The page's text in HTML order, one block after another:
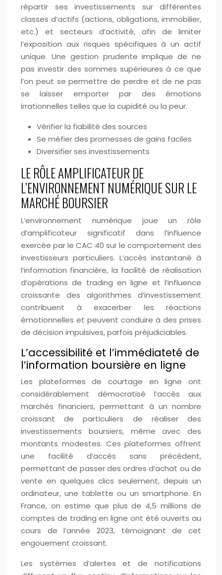
répartir ses investissements sur différentes
classes d’actifs (actions, obligations, immobilier,
etc.) et secteurs d’activité, afin de limiter
l’exposition aux risques spécifiques à un actif
unique. Une gestion prudente implique de ne
pas investir des sommes supérieures à ce que
l’on peut se permettre de perdre et de ne pas
se laisser emporter par des émotions
irrationnelles telles que la cupidité ou la peur.
Vérifier la fiabilité des sources
Se méfier des promesses de gains faciles
Diversifier ses investissements
LE RÔLE AMPLIFICATEUR DE
L’ENVIRONNEMENT NUMÉRIQUE SUR LE
MARCHÉ BOURSIER
L’environnement numérique joue un rôle
d’amplificateur significatif dans l’influence
exercée par le CAC 40 sur le comportement des
investisseurs particuliers. L’accès instantané à
l’information financière, la facilité de réalisation
d’opérations de trading en ligne et l’influence
croissante des algorithmes d’investissement
contribuent à exacerber les réactions
émotionnelles et peuvent conduire à des prises
de décision impulsives, parfois préjudiciables.
L’accessibilité et l’immédiateté de
l’information boursière en ligne
Les plateformes de courtage en ligne ont
considérablement démocratisé l’accès aux
marchés financiers, permettant à un nombre
croissant de particuliers de réaliser des
investissements boursiers, même avec des
montants modestes. Ces plateformes offrent
une facilité d’accès sans précédent,
permettant de passer des ordres d’achat ou de
vente en quelques clics seulement, depuis un
ordinateur, une tablette ou un smartphone. En
France, on estime que plus de 4,5 millions de
comptes de trading en ligne ont été ouverts au
cours de l’année 2023, témoignant de cet
engouement croissant.
Les systèmes d’alertes et de notifications